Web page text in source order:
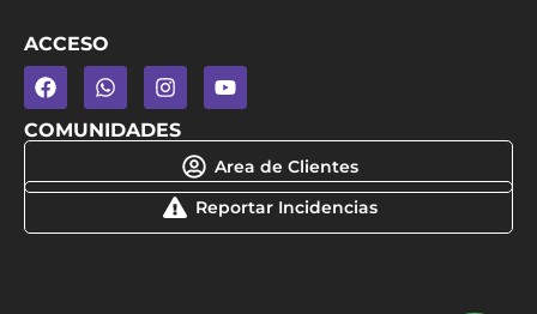
ACCESO
COMUNIDADES
Area de Clientes
Reportar Incidencias